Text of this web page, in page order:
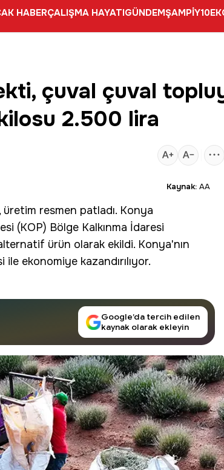
HABERÇALIŞMA HAYATIGÜNDEMŞAMPİY10
çuval çuval
2.500 lira
Kaynak: AA
resmen patladı. Konya
(KOP) Bölge Kalkınma İdaresi
ürün olarak ekildi. Konya'nın
ekonomiye kazandırılıyor.
Google’da tercih edilen
kaynak olarak ekleyin